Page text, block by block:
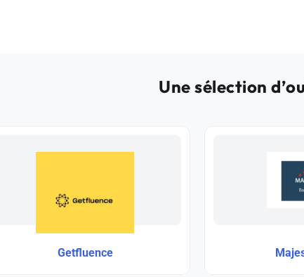
Une sélection
Getfluence